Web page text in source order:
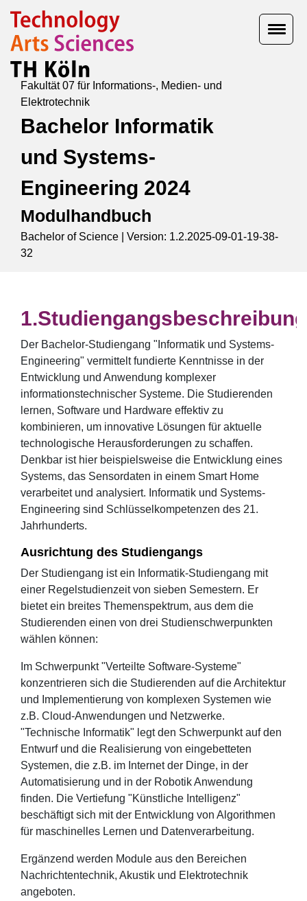
Fakultät 07 für Informations-, Medien- und
Elektrotechnik
Bachelor Informatik
und Systems-
Engineering 2024
Modulhandbuch
Bachelor of Science | Version: 1.2.2025-09-01-19-38-
32
Studiengangsbeschreibung
Der Bachelor-Studiengang "Informatik und Systems-
Engineering" vermittelt fundierte Kenntnisse in der
Entwicklung und Anwendung komplexer
informationstechnischer Systeme. Die Studierenden
lernen, Software und Hardware effektiv zu
kombinieren, um innovative Lösungen für aktuelle
technologische Herausforderungen zu schaffen.
Denkbar ist hier beispielsweise die Entwicklung eines
Systems, das Sensordaten in einem Smart Home
verarbeitet und analysiert. Informatik und Systems-
Engineering sind Schlüsselkompetenzen des 21.
Jahrhunderts.
Ausrichtung des Studiengangs
Der Studiengang ist ein Informatik-Studiengang mit
einer Regelstudienzeit von sieben Semestern. Er
bietet ein breites Themenspektrum, aus dem die
Studierenden einen von drei Studienschwerpunkten
wählen können:
Im Schwerpunkt "Verteilte Software-Systeme"
konzentrieren sich die Studierenden auf die Architektur
und Implementierung von komplexen Systemen wie
z.B. Cloud-Anwendungen und Netzwerke.
"Technische Informatik" legt den Schwerpunkt auf den
Entwurf und die Realisierung von eingebetteten
Systemen, die z.B. im Internet der Dinge, in der
Automatisierung und in der Robotik Anwendung
finden. Die Vertiefung "Künstliche Intelligenz"
beschäftigt sich mit der Entwicklung von Algorithmen
für maschinelles Lernen und Datenverarbeitung.
Ergänzend werden Module aus den Bereichen
Nachrichtentechnik, Akustik und Elektrotechnik
angeboten.